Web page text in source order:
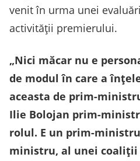
venit în urma unei
activității premierului.
„Nici măcar nu e
de modul în care a
aceasta de prim-
Ilie Bolojan prim-
rolul. E un prim-
ministru, al unei coaliții